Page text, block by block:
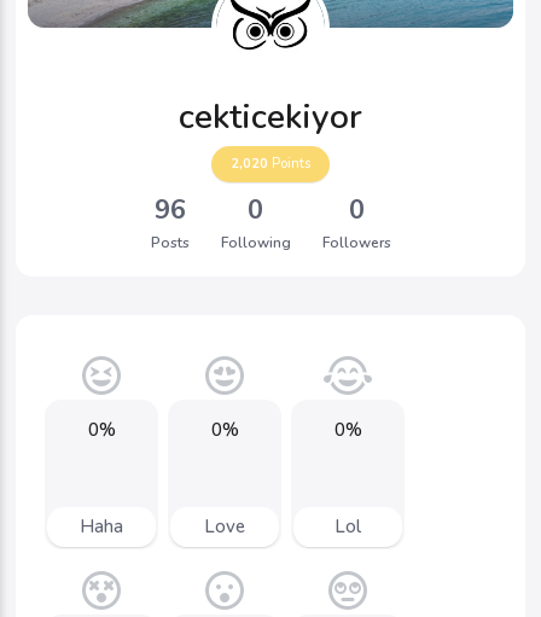
cekticekiyor
2,020 Points
96
Posts
0
Following
0
Followers
0%
Haha
0%
Love
0%
Lol